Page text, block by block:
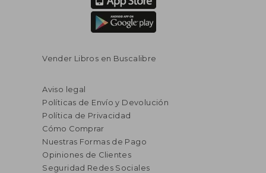
Vender Libros en Buscalibre
Aviso legal
Políticas de Envío y Devolución
Política de Privacidad
Cómo Comprar
Nuestras Formas de Pago
Opiniones de Clientes
Seguridad Redes Sociales